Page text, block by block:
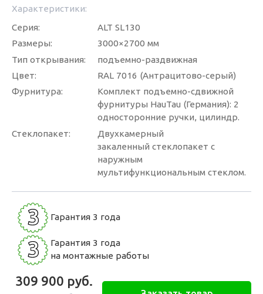
Характеристики:
Серия:
ALT SL130
Размеры:
3000×2700 мм
Тип открывания:
подъемно-раздвижная
Цвет:
RAL 7016 (Антрацитово-серый)
Фурнитура:
Комплект подъемно-сдвижной
фурнитуры HauTau (Германия): 2
односторонние ручки, цилиндр.
Стеклопакет:
Двухкамерный
закаленный стеклопакет с
наружным
мультифункциональным стеклом.
3 Гарантия 3 года
3
Гарантия 3 года
на монтажные работы
309 900 руб.